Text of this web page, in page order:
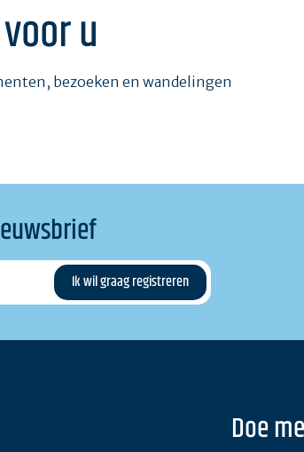
u
bezoeken en wandelingen
Doe